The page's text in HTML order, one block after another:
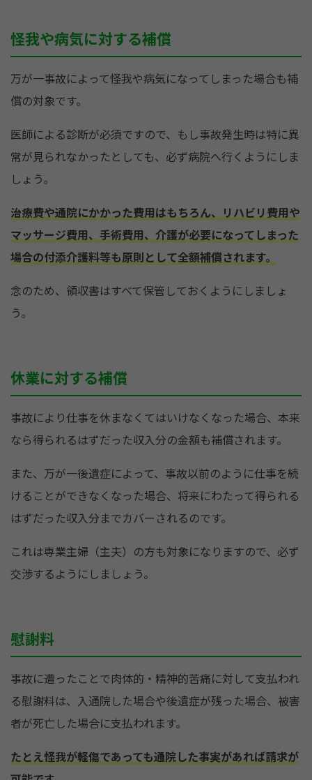
怪我や病気に対する補償
万が一事故によって怪我や病気になってしまった場合も補
償の対象です。
医師による診断が必須ですので、もし事故発生時は特に異
常が見られなかったとしても、必ず病院へ行くようにしま
しょう。
治療費や通院にかかった費用はもちろん、リハビリ費用や
マッサージ費用、手術費用、介護が必要になってしまった
場合の付添介護料等も原則として全額補償されます。
念のため、領収書はすべて保管しておくようにしましょ
う。
休業に対する補償
事故により仕事を休まなくてはいけなくなった場合、本来
なら得られるはずだった収入分の金額も補償されます。
また、万が一後遺症によって、事故以前のように仕事を続
けることができなくなった場合、将来にわたって得られる
はずだった収入分までカバーされるのです。
これは専業主婦（主夫）の方も対象になりますので、必ず
交渉するようにしましょう。
慰謝料
事故に遭ったことで肉体的・精神的苦痛に対して支払われ
る慰謝料は、入通院した場合や後遺症が残った場合、被害
者が死亡した場合に支払われます。
たとえ怪我が軽傷であっても通院した事実があれば請求が